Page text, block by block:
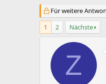
s
t
e
l
s
t
e
l
t
Für weitere
1
2 Nächste
Z